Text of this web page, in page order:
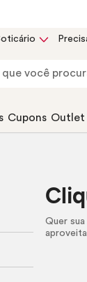
Cupons Outlet
Quer